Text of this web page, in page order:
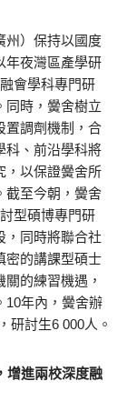
州）保持以國度
年夜灣區產學研
會學科專門研
同時，黌舍樹立
置調劑機制，合
科、前沿學科將
，以保證黌舍所
截至今朝，黌舍
型碩博專門研
，同時將聯合社
密的講課型碩士
的練習機遇，
10年內，黌舍辦
研討生6 000人。
增進兩校深度融